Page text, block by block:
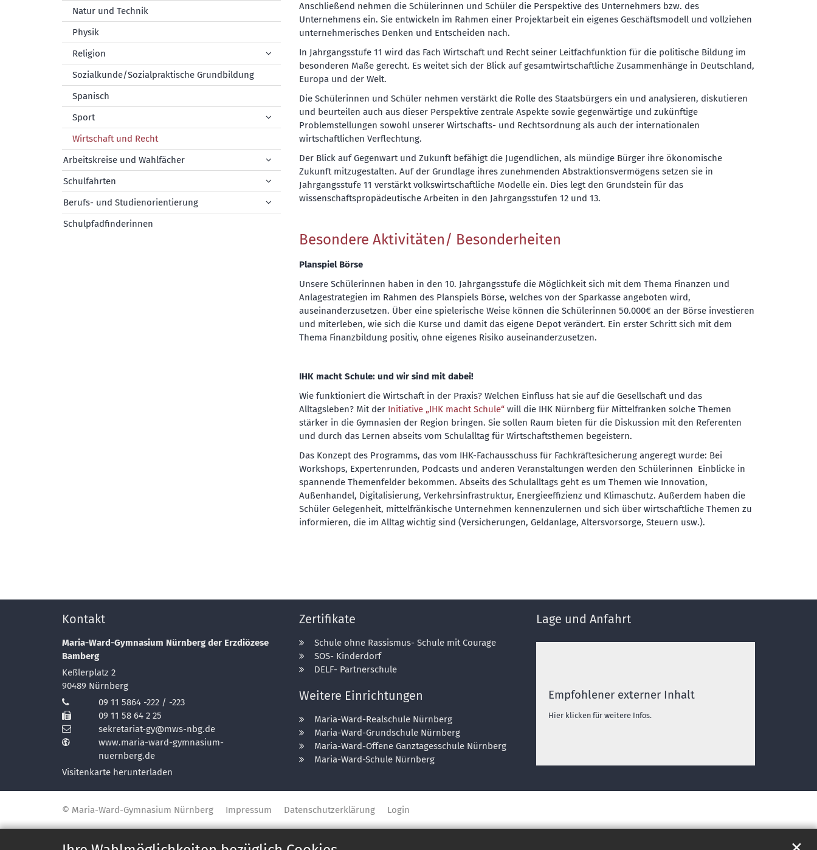
Anschließend nehmen die Schülerinnen und Schüler die Perspektive des Unternehmers bzw. des
Unternehmens ein. Sie entwickeln im Rahmen einer Projektarbeit ein eigenes Geschäftsmodell und vollziehen
unternehmerisches Denken und Entscheiden nach.
In Jahrgangsstufe 11 wird das Fach Wirtschaft und Recht seiner Leitfachfunktion für die politische Bildung im
besonderen Maße gerecht. Es weitet sich der Blick auf gesamtwirtschaftliche Zusammenhänge in Deutschland,
Europa und der Welt.
Die Schülerinnen und Schüler nehmen verstärkt die Rolle des Staatsbürgers ein und analysieren, diskutieren
und beurteilen auch aus dieser Perspektive zentrale Aspekte sowie gegenwärtige und zukünftige
Problemstellungen sowohl unserer Wirtschafts- und Rechtsordnung als auch der internationalen
wirtschaftlichen Verflechtung.
Der Blick auf Gegenwart und Zukunft befähigt die Jugendlichen, als mündige Bürger ihre ökonomische
Zukunft mitzugestalten. Auf der Grundlage ihres zunehmenden Abstraktionsvermögens setzen sie in
Jahrgangsstufe 11 verstärkt volkswirtschaftliche Modelle ein. Dies legt den Grundstein für das
wissenschaftspropädeutische Arbeiten in den Jahrgangsstufen 12 und 13.
Besondere Aktivitäten/ Besonderheiten
Planspiel Börse
Unsere Schülerinnen haben in den 10. Jahrgangsstufe die Möglichkeit sich mit dem Thema Finanzen und
Anlagestrategien im Rahmen des Planspiels Börse, welches von der Sparkasse angeboten wird,
auseinanderzusetzen. Über eine spielerische Weise können die Schülerinnen 50.000€ an der Börse investieren
und miterleben, wie sich die Kurse und damit das eigene Depot verändert. Ein erster Schritt sich mit dem
Thema Finanzbildung positiv, ohne eigenes Risiko auseinanderzusetzen.
IHK macht Schule: und wir sind mit dabei!
Wie funktioniert die Wirtschaft in der Praxis? Welchen Einfluss hat sie auf die Gesellschaft und das
Alltagsleben? Mit der Initiative „IHK macht Schule“ will die IHK Nürnberg für Mittelfranken solche Themen
stärker in die Gymnasien der Region bringen. Sie sollen Raum bieten für die Diskussion mit den Referenten
und durch das Lernen abseits vom Schulalltag für Wirtschaftsthemen begeistern.
Das Konzept des Programms, das vom IHK-Fachausschuss für Fachkräftesicherung angeregt wurde: Bei
Workshops, Expertenrunden, Podcasts und anderen Veranstaltungen werden den Schülerinnen Einblicke in
spannende Themenfelder bekommen. Abseits des Schulalltags geht es um Themen wie Innovation,
Außenhandel, Digitalisierung, Verkehrsinfrastruktur, Energieeffizienz und Klimaschutz. Außerdem haben die
Schüler Gelegenheit, mittelfränkische Unternehmen kennenzulernen und sich über wirtschaftliche Themen zu
informieren, die im Alltag wichtig sind (Versicherungen, Geldanlage, Altersvorsorge, Steuern usw.).
Natur und Technik
Physik
Religion
Sozialkunde/Sozialpraktische Grundbildung
Spanisch
Sport
Wirtschaft und Recht
Arbeitskreise und Wahlfächer
Schulfahrten
Berufs- und Studienorientierung
Schulpfadfinderinnen
Kontakt
Maria-Ward-Gymnasium Nürnberg der Erzdiözese
Bamberg
Keßlerplatz 2
90489 Nürnberg
09 11 5864 -222 / -223
09 11 58 64 2 25
sekretariat-gy@mws-nbg.de
www.maria-ward-gymnasium-
nuernberg.de
Visitenkarte herunterladen
Zertifikate
Schule ohne Rassismus- Schule mit Courage
SOS- Kinderdorf
DELF- Partnerschule
Weitere Einrichtungen
Maria-Ward-Realschule Nürnberg
Maria-Ward-Grundschule Nürnberg
Maria-Ward-Offene Ganztagesschule Nürnberg
Maria-Ward-Schule Nürnberg
Lage und Anfahrt
Empfohlener externer Inhalt
Hier klicken für weitere Infos.
© Maria-Ward-Gymnasium Nürnberg Impressum Datenschutzerklärung Login